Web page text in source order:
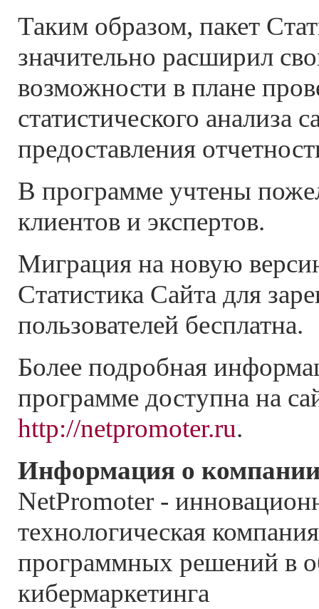
Таким образом, пакет
значительно расширил
возможности в плане
статистического анализа
предоставления
В программе учтены
клиентов и экспертов.
Миграция на новую
Cтатистика Сайта для
пользователей бесплатна.
Более подробная
программе доступна на
http://netpromoter.ru.
Информация о
NetPromoter -
технологическая
программных решений в
кибермаркетинга